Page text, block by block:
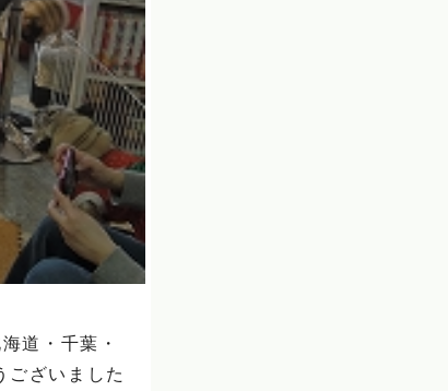
道・千葉・
ございました